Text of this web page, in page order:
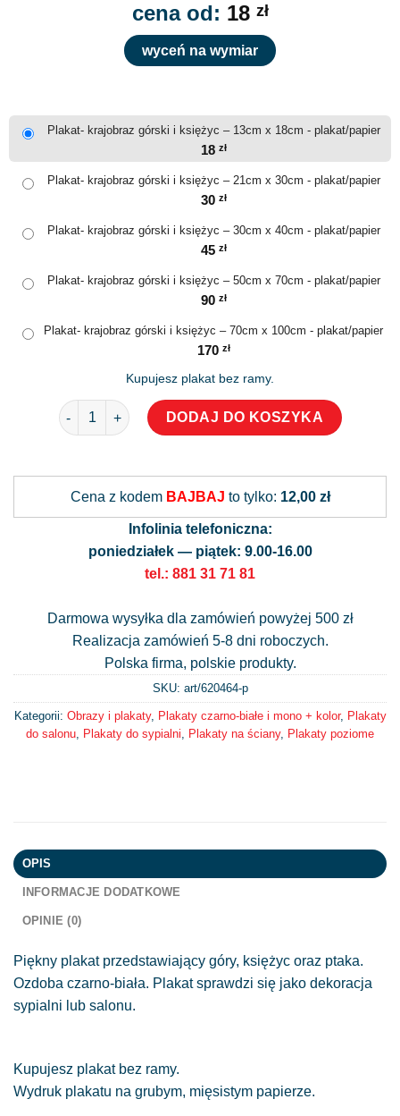
cena od: 18 zł
wyceń na wymiar
Plakat- krajobraz górski i księżyc – 13cm x 18cm - plakat/papier
18 zł
Plakat- krajobraz górski i księżyc – 21cm x 30cm - plakat/papier
30 zł
Plakat- krajobraz górski i księżyc – 30cm x 40cm - plakat/papier
45 zł
Plakat- krajobraz górski i księżyc – 50cm x 70cm - plakat/papier
90 zł
Plakat- krajobraz górski i księżyc – 70cm x 100cm - plakat/papier
170 zł
Kupujesz plakat bez ramy.
ilość Plakat- krajobraz górski i księżyc
DODAJ DO KOSZYKA
Cena z kodem BAJBAJ to tylko: 12,00 zł
Infolinia telefoniczna:
poniedziałek — piątek: 9.00-16.00
tel.: 881 31 71 81
Darmowa wysyłka dla zamówień powyżej 500 zł
Realizacja zamówień 5-8 dni roboczych.
Polska firma, polskie produkty.
SKU: art/620464-p
Kategorii: Obrazy i plakaty, Plakaty czarno-białe i mono + kolor, Plakaty
do salonu
Plakaty do sypialni Plakaty na ściany, Plakaty poziome
OPIS
INFORMACJE DODATKOWE
OPINIE (0)
Piękny plakat przedstawiający góry, księżyc oraz ptaka.
Ozdoba czarno-biała. Plakat sprawdzi się jako dekoracja
sypialni lub salonu.
Kupujesz plakat bez ramy.
Wydruk plakatu na grubym, mięsistym papierze.